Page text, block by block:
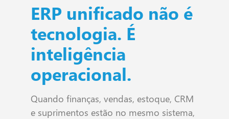
ERP unificado não é
tecnologia. É
inteligência
operacional.
Quando finanças, vendas, estoque, CRM
e suprimentos estão no mesmo sistema,